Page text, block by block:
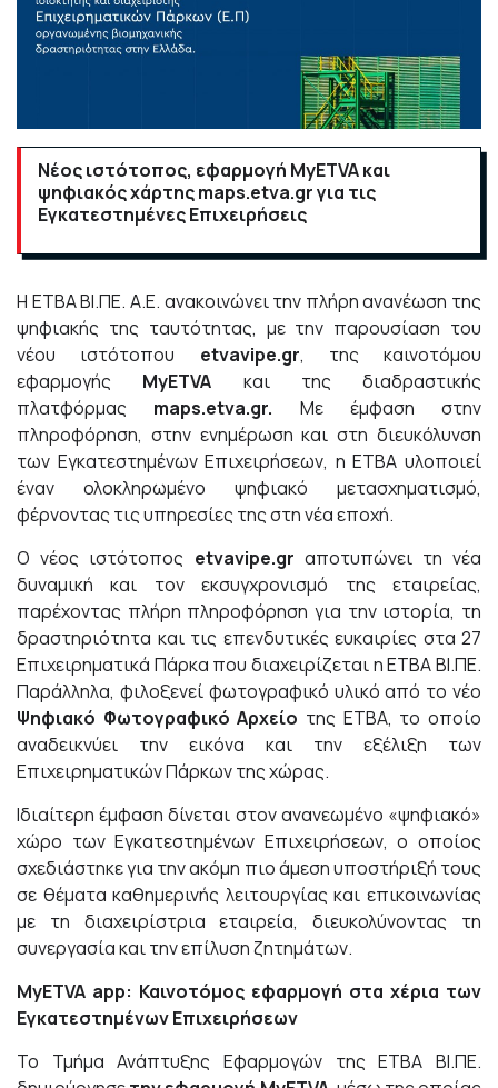
Νέος ιστότοπος, εφαρμογή MyETVA και
ψηφιακός χάρτης maps.etva.gr για τις
Εγκατεστημένες Επιχειρήσεις
Η ΕΤΒΑ ΒΙ.ΠΕ. Α.Ε. ανακοινώνει την πλήρη ανανέωση της
ψηφιακής της ταυτότητας, με την παρουσίαση του
νέου ιστότοπου etvavipe.gr, της καινοτόμου
εφαρμογής MyETVA και της διαδραστικής
πλατφόρμας maps.etva.gr. Με έμφαση στην
πληροφόρηση, στην ενημέρωση και στη διευκόλυνση
των Εγκατεστημένων Επιχειρήσεων, η ΕΤΒΑ υλοποιεί
έναν ολοκληρωμένο ψηφιακό μετασχηματισμό,
φέρνοντας τις υπηρεσίες της στη νέα εποχή.
Ο νέος ιστότοπος etvavipe.gr αποτυπώνει τη νέα
δυναμική και τον εκσυγχρονισμό της εταιρείας,
παρέχοντας πλήρη πληροφόρηση για την ιστορία, τη
δραστηριότητα και τις επενδυτικές ευκαιρίες στα 27
Επιχειρηματικά Πάρκα που διαχειρίζεται η ΕΤΒΑ ΒΙ.ΠΕ.
Παράλληλα, φιλοξενεί φωτογραφικό υλικό από το νέο
Ψηφιακό Φωτογραφικό Αρχείο της ΕΤΒΑ, το οποίο
αναδεικνύει την εικόνα και την εξέλιξη των
Επιχειρηματικών Πάρκων της χώρας.
Ιδιαίτερη έμφαση δίνεται στον ανανεωμένο «ψηφιακό»
χώρο των Εγκατεστημένων Επιχειρήσεων, ο οποίος
σχεδιάστηκε για την ακόμη πιο άμεση υποστήριξή τους
σε θέματα καθημερινής λειτουργίας και επικοινωνίας
με τη διαχειρίστρια εταιρεία, διευκολύνοντας τη
συνεργασία και την επίλυση ζητημάτων.
MyETVA app: Καινοτόμος εφαρμογή στα χέρια των
Εγκατεστημένων Επιχειρήσεων
Το ΤμήμαΑνάπτυξης Εφαρμογών της ΕΤΒΑ ΒΙ.ΠΕ.